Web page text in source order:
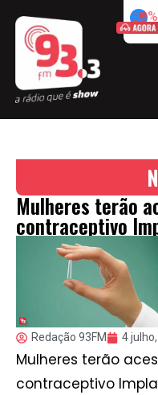
50%
Mulheres terão
contraceptivo
Redação 93FM 4
Mulheres terão
contraceptivo